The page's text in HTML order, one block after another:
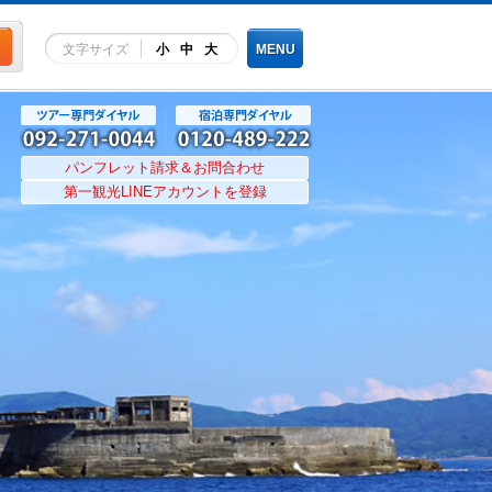
文字サイズ 小 中 大 MENU
パンフレット請求＆お問合わせ
第一観光LINEアカウントを登録